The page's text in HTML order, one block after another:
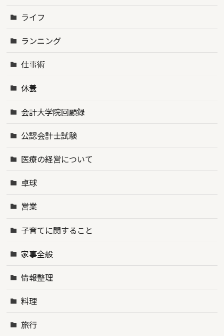
ライフ
ランニング
仕事術
休養
会計大学院回顧録
公認会計士試験
医療の経営について
卓球
営業
子育てに関すること
家事全般
情報整理
料理
旅行